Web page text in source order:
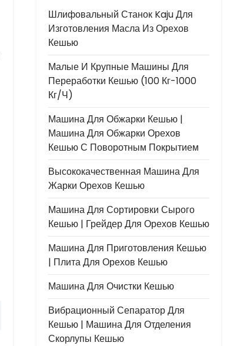
Шлифовальный Станок Kaju Для
Изготовления Масла Из Орехов
Кешью
Малые И Крупные Машины Для
Переработки Кешью (100 Кг-1000
Кг/ч)
Машина Для Обжарки Кешью |
Машина Для Обжарки Орехов
Кешью С Поворотным Покрытием
Высококачественная Машина Для
Жарки Орехов Кешью
Машина Для Сортировки Сырого
Кешью | Грейдер Для Орехов Кешью
Машина Для Приготовления Кешью
| Плита Для Орехов Кешью
Машина Для Очистки Кешью
Вибрационный Сепаратор Для
Кешью | Машина Для Отделения
Скорлупы Кешью